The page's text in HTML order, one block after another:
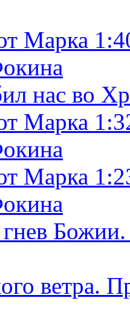
Марка
нас во
Марка
Марка
гнев
ветра.